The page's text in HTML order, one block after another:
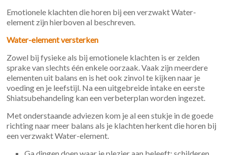
Emotionele klachten die horen bij een verzwakt Water-
element zijn hierboven al beschreven.
Water-element versterken
Zowel bij fysieke als bij emotionele klachten is er zelden
sprake van slechts één enkele oorzaak. Vaak zijn meerdere
elementen uit balans en is het ook zinvol te kijken naar je
voeding en je leefstijl. Na een uitgebreide intake en eerste
Shiatsubehandeling kan een verbeterplan worden ingezet.
Met onderstaande adviezen kom je al een stukje in de goede
richting naar meer balans als je klachten herkent die horen bij
een verzwakt Water-element.